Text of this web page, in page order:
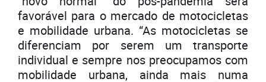
favorável para o mercado de motocicletas
e mobilidade urbana. “As motocicletas se
diferenciam por serem um transporte
individual e sempre nos preocupamos com
mobilidade urbana, ainda mais numa